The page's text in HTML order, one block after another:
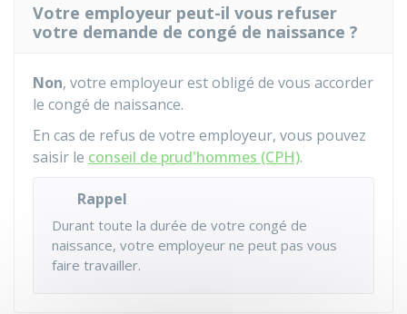
Votre employeur peut-il vous refuser
votre demande de congé de naissance ?
Non, votre employeur est obligé de vous accorder
le congé de naissance.
En cas de refus de votre employeur, vous pouvez
saisir le conseil de prud'hommes (CPH).
Rappel
Durant toute la durée de votre congé de
naissance, votre employeur ne peut pas vous
faire travailler.